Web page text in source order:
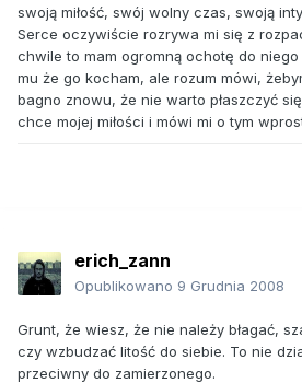
swoją miłość, swój wolny czas, swoją
Serce oczywiście rozrywa mi się z
chwile to mam ogromną ochotę do
mu że go kocham, ale rozum mówi,
bagno znowu, że nie warto płaszczyć
chce mojej miłości i mówi mi o tym
erich_zann
Opublikowano 9 Grudnia 2008
Grunt, że wiesz, że nie należy błagać,
czy wzbudzać litość do siebie. To nie
przeciwny do zamierzonego.